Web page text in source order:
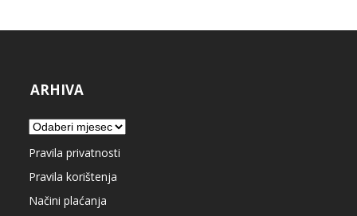
ARHIVA
Arhiva
Pravila privatnosti
Pravila korištenja
Načini plaćanja